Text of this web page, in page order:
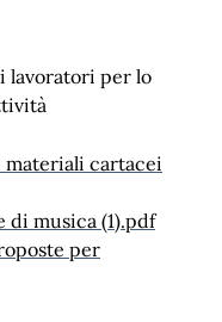
lavoratori per lo
materiali cartacei
di musica (1).pdf
per